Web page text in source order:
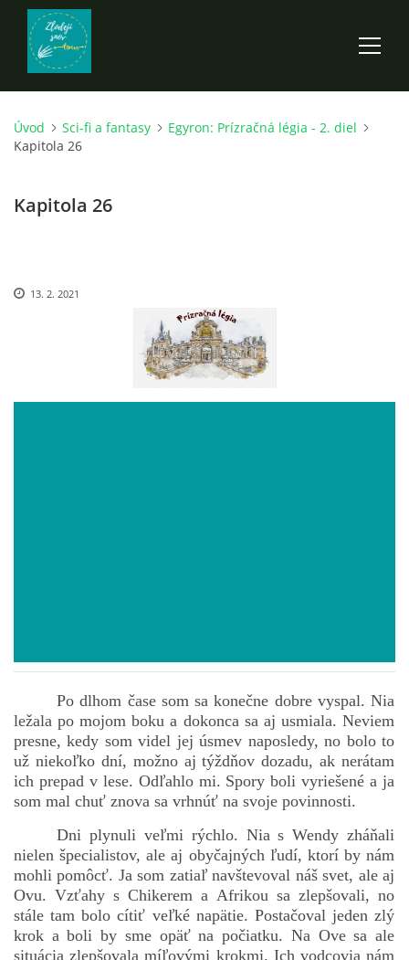
ÚVOD
EGYRON: SIEDMY DEŇ - 3. DIEL
TARA
VÍLA NA BRONZOVEJ ULICI
VLČÍ MOR
bludicka.cirezlo@gmail.com
Príbehy a poviedky na tejto stránke sú duševným
vlastníctvom autorov. Všetky práva vyhradené.
Úvod Sci-fi a fantasy
Egyron: Prízračná légia - 2. diel
Kapitola 26
Kapitola 26
13. 2. 2021
Po dlhom čase som sa konečne dobre vyspal. Nia
ležala po mojom boku a dokonca sa aj usmiala. Neviem
presne, kedy som videl jej úsmev naposledy, no bolo to
už niekoľko dní, možno aj týždňov dozadu, ak nerátam
ich prepad v lese. Odľahlo mi. Spory boli vyriešené a ja
som mal chuť znova sa vrhnúť na svoje povinnosti.
Dni plynuli veľmi rýchlo. Nia s Wendy zháňali
nielen špecialistov, ale aj obyčajných ľudí, ktorí by nám
mohli pomôcť. Ja som zatiaľ navštevoval náš svet, ale aj
Ovu. Vzťahy s Chikerem a Afrikou sa zlepšovali, no
stále tam bolo cítiť veľké napätie. Postačoval jeden zlý
krok a boli by sme opäť na počiatku. Na Ove sa ale
situácia zlepšovala míľovými krokmi. Ich vodcovia nám